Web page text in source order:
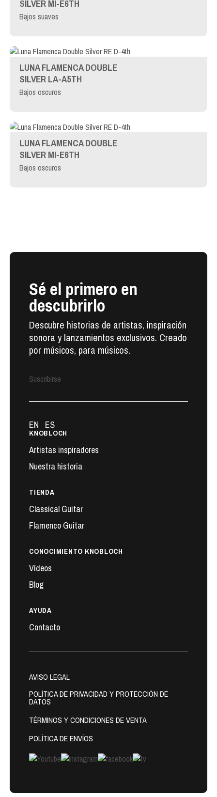
SILVER MI-E6TH
Bajos suaves
LUNA FLAMENCA DOUBLE
SILVER LA-A5TH
Bajos oscuros
LUNA FLAMENCA DOUBLE
SILVER MI-E6TH
Bajos oscuros
Sé el primero en
descubrirlo
Descubre historias de artistas, inspiración
sonora y lanzamientos exclusivos. Creado
por músicos, para músicos.
Suscribirse
KNOBLOCH
Artistas inspiradores
Nuestra historia
TIENDA
Classical Guitar
Flamenco Guitar
CONOCIMIENTO KNOBLOCH
Vídeos
Blog
AYUDA
Contacto
EN ES
AVISO LEGAL
POLÍTICA DE PRIVACIDAD Y PROTECCIÓN DE
DATOS
TÉRMINOS Y CONDICIONES DE VENTA
POLÍTICA DE ENVÍOS